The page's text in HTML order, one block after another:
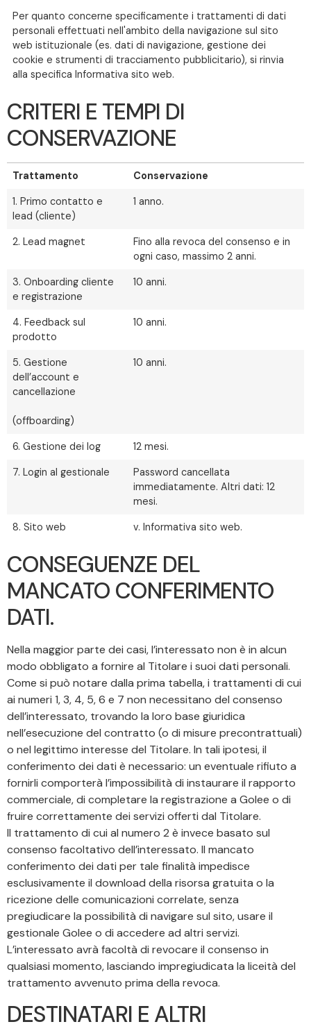
Per quanto concerne specificamente i trattamenti di dati
personali effettuati nell'ambito della navigazione sul sito
web istituzionale (es. dati di navigazione, gestione dei
cookie e strumenti di tracciamento pubblicitario), si rinvia
alla specifica Informativa sito web.
CRITERI E TEMPI DI
CONSERVAZIONE
Trattamento Conservazione
1. Primo contatto e
lead (cliente)
1 anno.
2. Lead magnet
Fino alla revoca del consenso e in
ogni caso, massimo 2 anni.
3. Onboarding cliente
e registrazione
10 anni.
4. Feedback sul
prodotto
10 anni.
5. Gestione
dell’account e
cancellazione
(offboarding)
10 anni.
6. Gestione dei log 12 mesi.
7. Login al gestionale
Password cancellata
immediatamente. Altri dati: 12
mesi.
8. Sito web v. Informativa sito web.
CONSEGUENZE DEL
MANCATO CONFERIMENTO
DATI.
Nella maggior parte dei casi, l’interessato non è in alcun
modo obbligato a fornire al Titolare i suoi dati personali.
Come si può notare dalla prima tabella, i trattamenti di cui
ai numeri 1, 3, 4, 5, 6 e 7 non necessitano del consenso
dell’interessato, trovando la loro base giuridica
nell’esecuzione del contratto (o di misure precontrattuali)
o nel legittimo interesse del Titolare. In tali ipotesi, il
conferimento dei dati è necessario: un eventuale rifiuto a
fornirli comporterà l’impossibilità di instaurare il rapporto
commerciale, di completare la registrazione a Golee o di
fruire correttamente dei servizi offerti dal Titolare.
Il trattamento di cui al numero 2 è invece basato sul
consenso facoltativo dell’interessato. Il mancato
conferimento dei dati per tale finalità impedisce
esclusivamente il download della risorsa gratuita o la
ricezione delle comunicazioni correlate, senza
pregiudicare la possibilità di navigare sul sito, usare il
gestionale Golee o di accedere ad altri servizi.
L’interessato avrà facoltà di revocare il consenso in
qualsiasi momento, lasciando impregiudicata la liceità del
trattamento avvenuto prima della revoca.
DESTINATARI E ALTRI